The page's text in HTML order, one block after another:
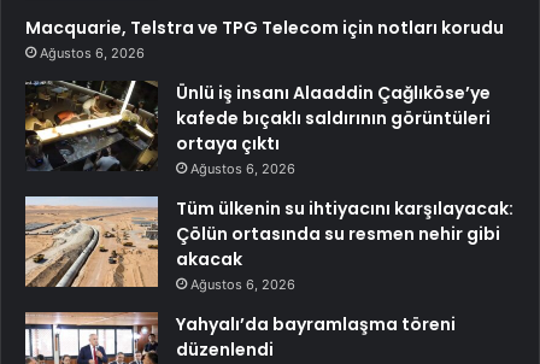
Macquarie, Telstra ve TPG Telecom için notları korudu
Ağustos 6, 2026
Ünlü iş insanı Alaaddin Çağlıköse’ye
kafede bıçaklı saldırının görüntüleri
ortaya çıktı
Ağustos 6, 2026
Tüm ülkenin su ihtiyacını karşılayacak:
Çölün ortasında su resmen nehir gibi
akacak
Ağustos 6, 2026
Yahyalı’da bayramlaşma töreni
düzenlendi